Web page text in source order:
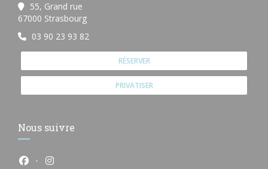
55, Grand rue
67000 Strasbourg((ouvre une nouvelle fenêtre))
03 90 23 93 82
RÉSERVER
PRIVATISER
Nous suivre
Facebook ((ouvre une nouvelle fenêtre))
Instagram ((ouvre une nouvelle fenêtre))